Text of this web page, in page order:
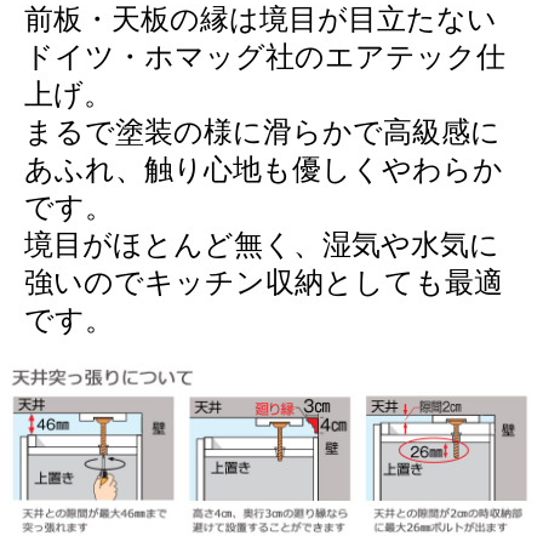
前板・天板の縁は境目が目立たない
ドイツ・ホマッグ社のエアテック仕
上げ。
まるで塗装の様に滑らかで高級感に
あふれ、触り心地も優しくやわらか
です。
境目がほとんど無く、湿気や水気に
強いのでキッチン収納としても最適
です。